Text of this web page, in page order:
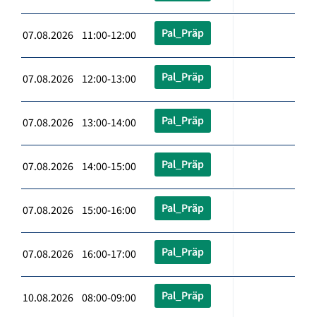
07.08.2026 11:00-12:00 Pal_Präp
07.08.2026 12:00-13:00 Pal_Präp
07.08.2026 13:00-14:00 Pal_Präp
07.08.2026 14:00-15:00 Pal_Präp
07.08.2026 15:00-16:00 Pal_Präp
07.08.2026 16:00-17:00 Pal_Präp
10.08.2026 08:00-09:00 Pal_Präp